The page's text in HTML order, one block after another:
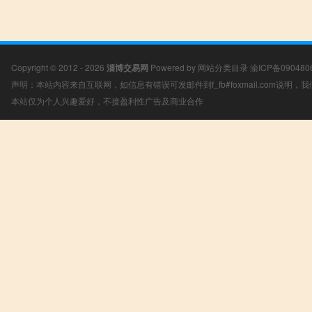
Copyright © 2012 - 2026 淄博交易网 Powered by 网站分类目录 渝ICP备
声明：本站内容来自互联网，如信息有错误可发邮件到f_fb#foxmail.com说明，
本站仅为个人兴趣爱好，不接盈利性广告及商业合作